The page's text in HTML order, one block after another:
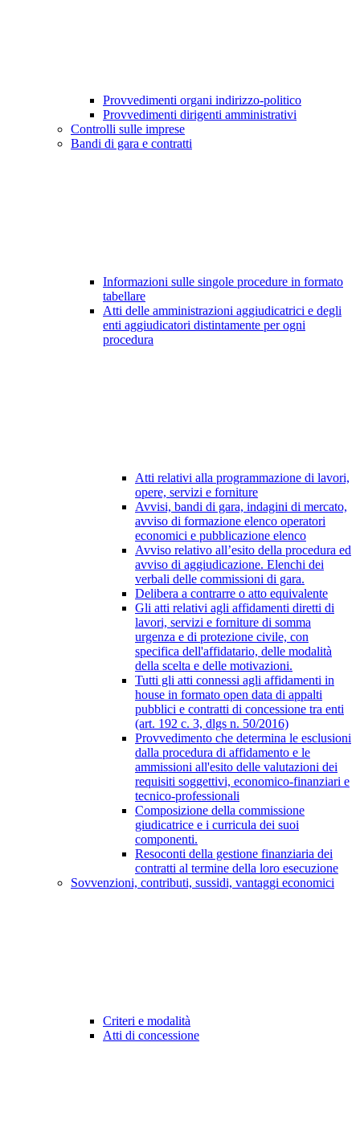
Provvedimenti organi indirizzo-politico
Provvedimenti dirigenti amministrativi
Controlli sulle imprese
Bandi di gara e contratti
Informazioni sulle singole procedure in formato
tabellare
Atti delle amministrazioni aggiudicatrici e degli
enti aggiudicatori distintamente per ogni
procedura
Atti relativi alla programmazione di lavori,
opere, servizi e forniture
Avvisi, bandi di gara, indagini di mercato,
avviso di formazione elenco operatori
economici e pubblicazione elenco
Avviso relativo all’esito della procedura ed
avviso di aggiudicazione. Elenchi dei
verbali delle commissioni di gara.
Delibera a contrarre o atto equivalente
Gli atti relativi agli affidamenti diretti di
lavori, servizi e forniture di somma
urgenza e di protezione civile, con
specifica dell'affidatario, delle modalità
della scelta e delle motivazioni.
Tutti gli atti connessi agli affidamenti in
house in formato open data di appalti
pubblici e contratti di concessione tra enti
(art. 192 c. 3, dlgs n. 50/2016)
Provvedimento che determina le esclusioni
dalla procedura di affidamento e le
ammissioni all'esito delle valutazioni dei
requisiti soggettivi, economico-finanziari e
tecnico-professionali
Composizione della commissione
giudicatrice e i curricula dei suoi
componenti.
Resoconti della gestione finanziaria dei
contratti al termine della loro esecuzione
Sovvenzioni, contributi, sussidi, vantaggi economici
Criteri e modalità
Atti di concessione